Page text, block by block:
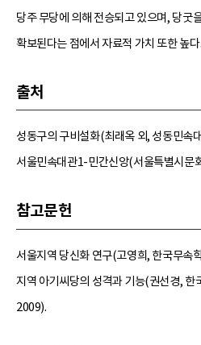
당주 무당에 의해 전승되고 있으며, 당굿
확보된다는 점에서 자료적 가치 또한 높다.
출처
성동구의 구비설화(최래옥 외, 성동민속
서울민속대관1-민간신앙(서울특별시문
참고문헌
서울지역 당신화 연구(고영희, 한국무속
지역 아기씨당의 성격과 기능(권선경, 한
2009).